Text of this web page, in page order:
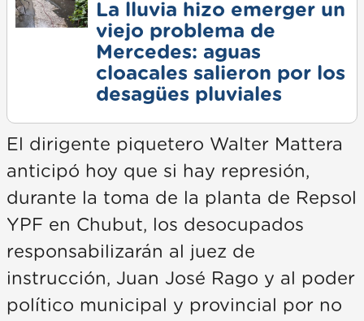
La lluvia hizo emerger un
viejo problema de
Mercedes: aguas
cloacales salieron por los
desagües pluviales
El dirigente piquetero Walter Mattera
anticipó hoy que si hay represión,
durante la toma de la planta de Repsol
YPF en Chubut, los desocupados
responsabilizarán al juez de
instrucción, Juan José Rago y al poder
político municipal y provincial por no